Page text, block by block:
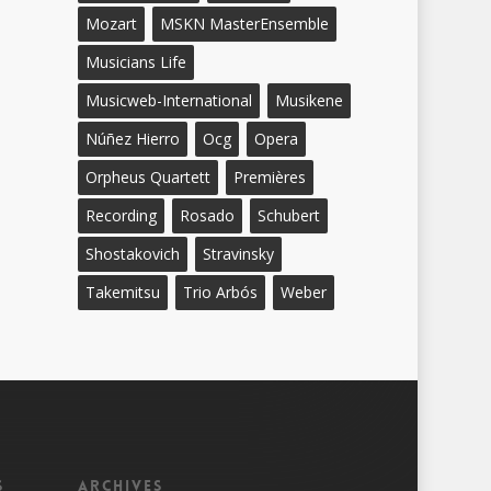
Mozart
MSKN MasterEnsemble
Musicians Life
Musicweb-International
Musikene
Núñez Hierro
Ocg
Opera
Orpheus Quartett
Premières
Recording
Rosado
Schubert
Shostakovich
Stravinsky
Takemitsu
Trio Arbós Weber
Archives